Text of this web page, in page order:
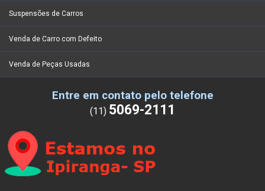
Suspensões de Carros
Venda de Carro com Defeito
Venda de Peças Usadas
Entre em contato pelo telefone
(11) 5069-2111